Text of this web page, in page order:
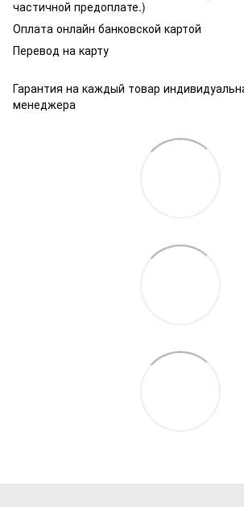
частичной предоплате.)
Оплата онлайн банковской картой
Перевод на карту
Гарантия на каждый товар
менеджера